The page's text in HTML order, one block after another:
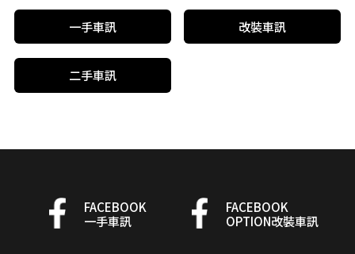
一手車訊 改裝車訊
二手車訊
FACEBOOK
一手車訊
FACEBOOK
OPTION改裝車訊